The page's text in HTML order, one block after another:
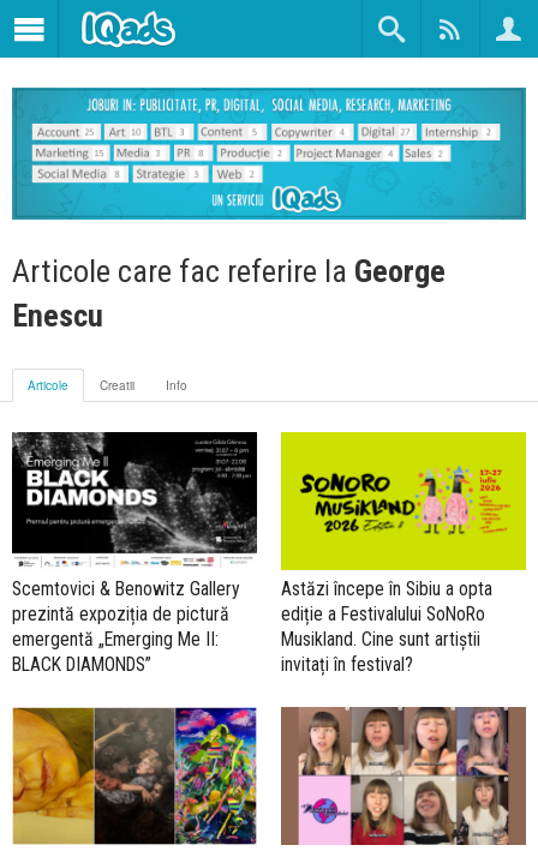
Articole care fac referire la George
Enescu
Articole Creatii Info
Scemtovici & Benowitz Gallery
prezintă expoziția de pictură
emergentă „Emerging Me II:
BLACK DIAMONDS”
Astăzi începe în Sibiu a opta
ediție a Festivalului SoNoRo
Musikland. Cine sunt artiștii
invitați în festival?